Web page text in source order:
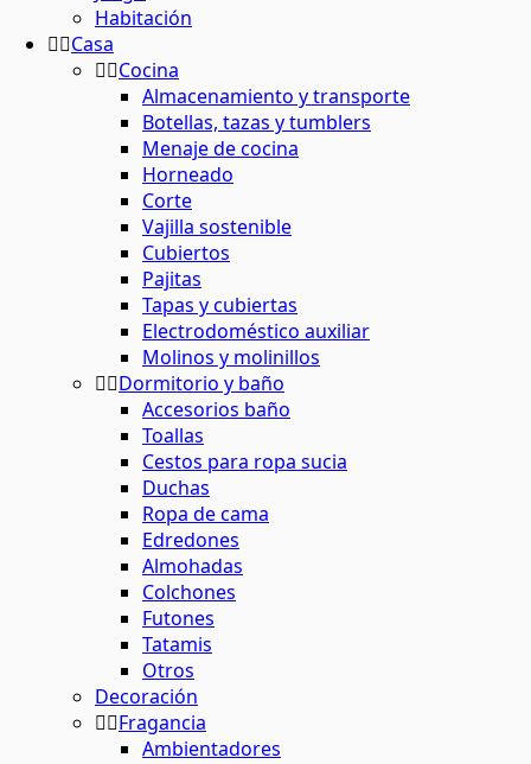
Habitación
Casa
Cocina
Almacenamiento y transporte
Botellas, tazas y tumblers
Menaje de cocina
Horneado
Corte
Vajilla sostenible
Cubiertos
Pajitas
Tapas y cubiertas
Electrodoméstico auxiliar
Molinos y molinillos
Dormitorio y baño
Accesorios baño
Toallas
Cestos para ropa sucia
Duchas
Ropa de cama
Edredones
Almohadas
Colchones
Futones
Tatamis
Otros
Decoración
Fragancia
Ambientadores